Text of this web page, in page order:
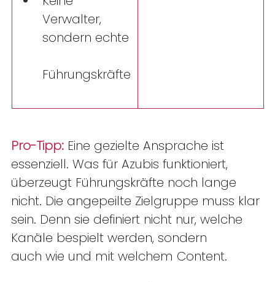
Verwalter,
sondern echte
Führungskräfte
Pro-Tipp: Eine gezielte Ansprache ist
essenziell. Was für Azubis funktioniert,
überzeugt Führungskräfte noch lange
nicht. Die angepeilte Zielgruppe muss klar
sein. Denn sie definiert nicht nur, welche
Kanäle bespielt werden, sondern
auch wie und mit welchem Content.